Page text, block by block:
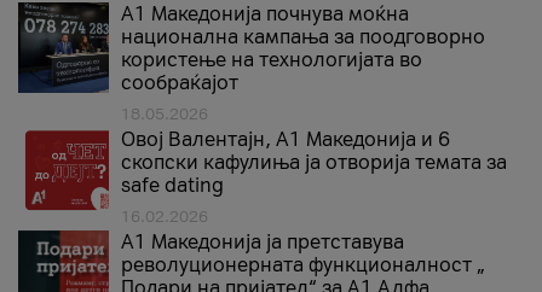
A1 Македонија почнува моќна
национална кампања за поодговорно
користење на технологијата во
сообраќајот
18.05.2026
Овој Валентајн, A1 Македонија и 6
скопски кафулиња ја отворија темата за
safe dating
16.02.2026
А1 Македонија ја претставува
револуционерната функционалност „
Подари на пријател“ за А1 Алфа